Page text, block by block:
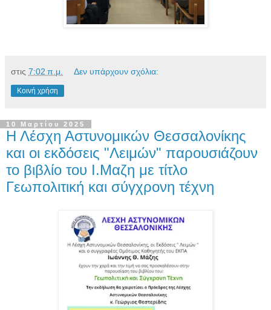
στις 7:02 π.μ. Δεν υπάρχουν σχόλια:
Κοινή χρήση
10 Μαρτίου 2025
Η Λέσχη Αστυνομικών Θεσσαλονίκης
και οι εκδόσεις "Λειμών" παρουσιάζουν
το βιβλίο του Ι.Μαζη με τίτλο
Γεωπολιτική και σύγχρονη τέχνη